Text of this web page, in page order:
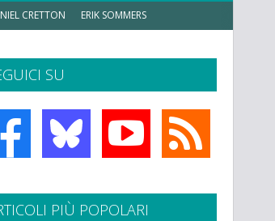
CRETTON ERIK SOMMERS
SU
PIÙ POPOLARI